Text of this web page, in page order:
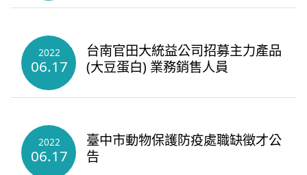
2022
06.17
台南官田大統益公司招募主力產品
(大豆蛋白) 業務銷售人員
2022
06.17
臺中市動物保護防疫處職缺徵才公
告